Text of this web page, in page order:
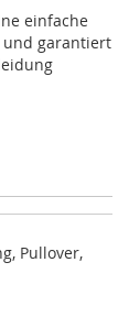
einfache
und garantiert
Pullover,